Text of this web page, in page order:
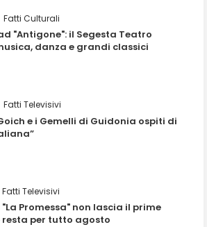
Fatti Culturali
"Antigone": il Segesta Teatro
danza e grandi classici
Fatti Televisivi
e i Gemelli di Guidonia ospiti di
Fatti Televisivi
Promessa" non lascia il prime
resta per tutto agosto